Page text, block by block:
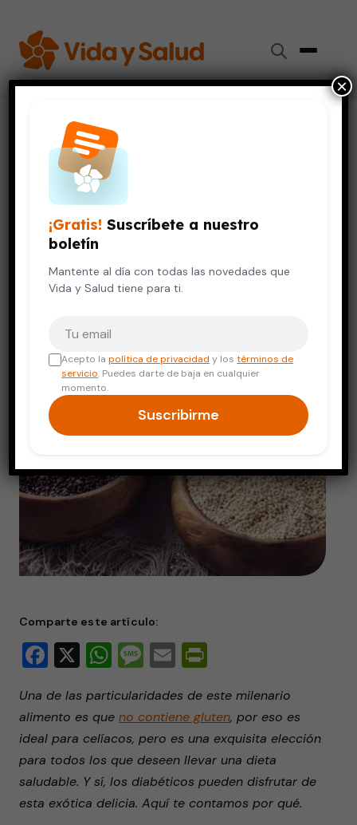
Diabetes›
La quinoa: una buena opción para los diabéticos
DIABETESDIGESTIÓN Y NUTRICIÓN
La quinoa: una buena opción
para los diabéticos
25 de junio, 2022 5 min de lectura
Comparte este artículo:
Facebook
X WhatsApp
Message
Email
Una de las particularidades de este milenario
alimento es que no contiene gluten, por eso es
ideal para celíacos, pero es una exquisita elección
para todos los que deseen llevar una dieta
saludable. Y sí, los diabéticos pueden disfrutar de
esta exótica delicia. Aquí te contamos por qué.
¡Gratis! Suscríbete a nuestro
boletín
Mantente al día con todas las novedades que
Vida y Salud tiene para ti.
Acepto lapolítica de privacidad y lostérminos de
servicio. Puedes darte de baja en cualquier
momento.
Suscribirme
×